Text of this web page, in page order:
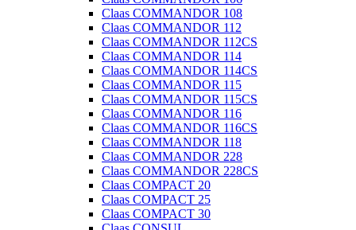
Claas COMMANDOR 108
Claas COMMANDOR 112
Claas COMMANDOR 112CS
Claas COMMANDOR 114
Claas COMMANDOR 114CS
Claas COMMANDOR 115
Claas COMMANDOR 115CS
Claas COMMANDOR 116
Claas COMMANDOR 116CS
Claas COMMANDOR 118
Claas COMMANDOR 228
Claas COMMANDOR 228CS
Claas COMPACT 20
Claas COMPACT 25
Claas COMPACT 30